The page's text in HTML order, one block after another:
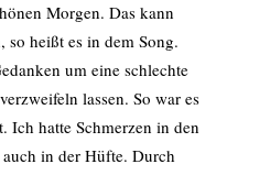
Morgen. Das kann
so heißt es in dem Song.
um eine schlechte
lassen. So war es
Ich hatte Schmerzen in den
in der Hüfte. Durch